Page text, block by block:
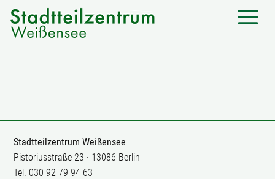
Stadtteilzentrum Weißensee
Pistoriusstraße 23 · 13086 Berlin
Tel. 030 92 79 94 63